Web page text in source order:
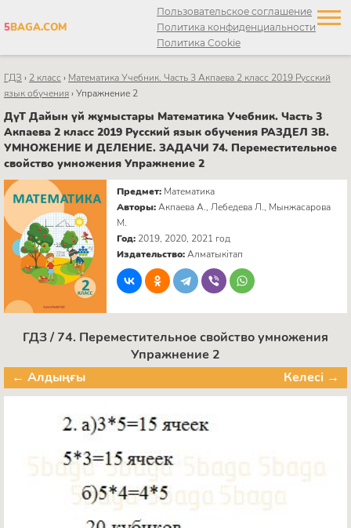
5BAGA.COM
Пользовательское соглашение
Политика конфиденциальности
Политика Cookie
ГДЗ › 2 класс › Математика Учебник. Часть 3 Акпаева 2 класс 2019 Русский
язык обучения›Упражнение 2
ДүТ Дайын үй жұмыстары Математика Учебник. Часть 3
Акпаева 2 класс 2019 Русский язык обучения РАЗДЕЛ ЗВ.
УМНОЖЕНИЕ И ДЕЛЕНИЕ. ЗАДАЧИ 74. Переместительное
свойство умножения Упражнение 2
Предмет: Математика
Авторы:Акпаева А., Лебедева Л., Мынжасарова
М.
Год: 2019, 2020, 2021 год
Издательство:Алматыкітап
ГДЗ / 74. Переместительное свойство умножения
Упражнение 2
← Алдыңғы
Келесі →